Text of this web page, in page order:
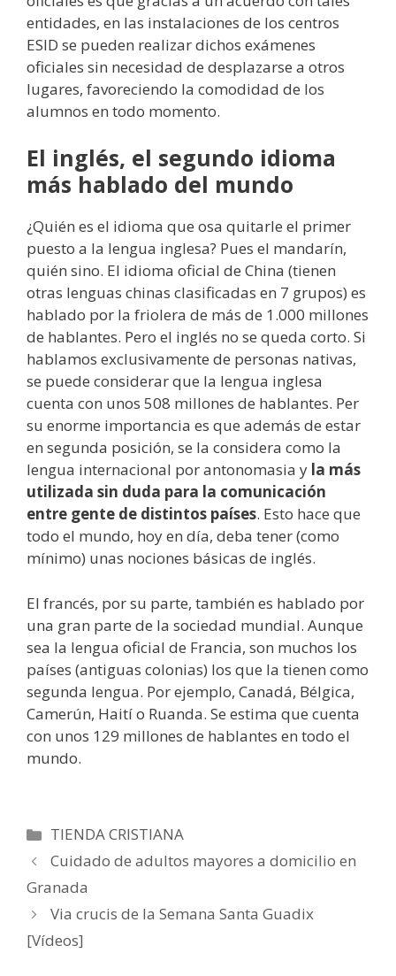
entidades, en las instalaciones de los centros
ESID se pueden realizar dichos exámenes
oficiales sin necesidad de desplazarse a otros
lugares, favoreciendo la comodidad de los
alumnos en todo momento.
El inglés, el segundo idioma
más hablado del mundo
¿Quién es el idioma que osa quitarle el primer
puesto a la lengua inglesa? Pues el mandarín,
quién sino. El idioma oficial de China (tienen
otras lenguas chinas clasificadas en 7 grupos) es
hablado por la friolera de más de 1.000 millones
de hablantes. Pero el inglés no se queda corto. Si
hablamos exclusivamente de personas nativas,
se puede considerar que la lengua inglesa
cuenta con unos 508 millones de hablantes. Per
su enorme importancia es que además de estar
en segunda posición, se la considera como la
lengua internacional por antonomasia y la más
utilizada sin duda para la comunicación
entre gente de distintos países. Esto hace que
todo el mundo, hoy en día, deba tener (como
mínimo) unas nociones básicas de inglés.
El francés, por su parte, también es hablado por
una gran parte de la sociedad mundial. Aunque
sea la lengua oficial de Francia, son muchos los
países (antiguas colonias) los que la tienen como
segunda lengua. Por ejemplo, Canadá, Bélgica,
Camerún, Haití o Ruanda. Se estima que cuenta
con unos 129 millones de hablantes en todo el
mundo.
Categorías
TIENDA CRISTIANA
Cuidado de adultos mayores a domicilio en
Granada
Via crucis de la Semana Santa Guadix
[Vídeos]